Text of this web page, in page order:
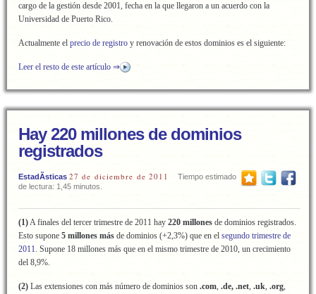
cargo de la gestión desde 2001, fecha en la que llegaron a un acuerdo con la
Universidad de Puerto Rico.
Actualmente el precio de registro y renovación de estos dominios es el siguiente:
Leer el resto de este artículo ⇒
Hay 220 millones de dominios
registrados
EstadÃ­sticas 27 de diciembre de 2011
Tiempo estimado
de lectura: 1,45 minutos.
(1)A finales del tercer trimestre de 2011 hay 220 millones de dominios registrados.
Esto supone 5 millones más de dominios (+2,3%) que en el segundo trimestre de
2011. Supone 18 millones más que en el mismo trimestre de 2010, un crecimiento
del 8,9%.
(2) Las extensiones con más número de dominios son .com, .de, .net, .uk, .org,